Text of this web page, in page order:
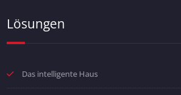
Lösungen
Das intelligente Haus